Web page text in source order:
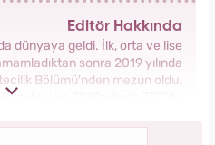
Editör Hakkında
dünyaya geldi. İlk, orta ve lise
sonra 2019 yılında
Bölümü'nden mezun oldu.
ve 2019 yılında TRT'de
Yasemin.com'da İçerik Editörü